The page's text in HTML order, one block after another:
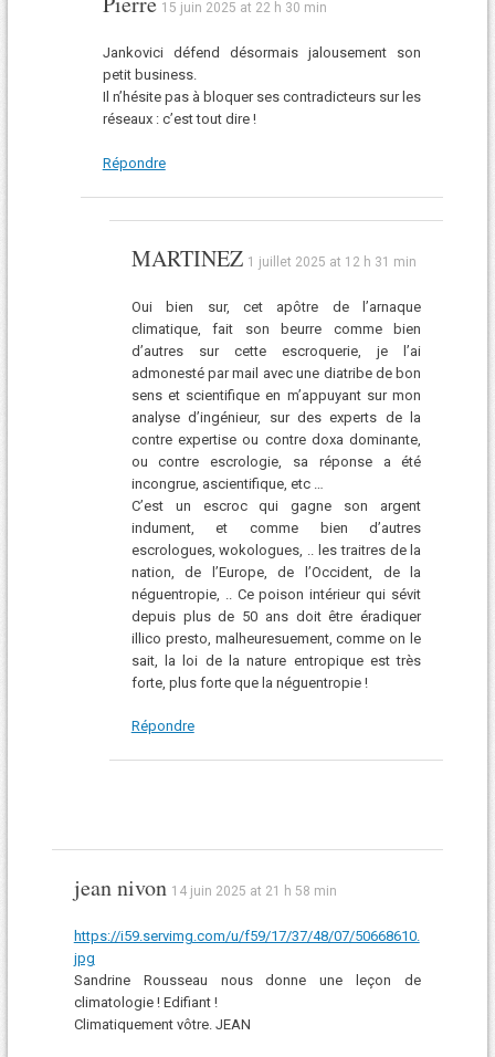
15 juin 2025 at 22 h 30 min
Jankovici défend désormais jalousement son
petit business.
Il n’hésite pas à bloquer ses contradicteurs sur les
réseaux : c’est tout dire !
Répondre
MARTINEZ 1 juillet 2025 at 12 h 31 min
Oui bien sur, cet apôtre de l’arnaque
climatique, fait son beurre comme bien
d’autres sur cette escroquerie, je l’ai
admonesté par mail avec une diatribe de bon
sens et scientifique en m’appuyant sur mon
analyse d’ingénieur, sur des experts de la
contre expertise ou contre doxa dominante,
ou contre escrologie, sa réponse a été
incongrue, ascientifique, etc …
C’est un escroc qui gagne son argent
indument, et comme bien d’autres
escrologues, wokologues, .. les traitres de la
nation, de l’Europe, de l’Occident, de la
néguentropie, .. Ce poison intérieur qui sévit
depuis plus de 50 ans doit être éradiquer
illico presto, malheuresuement, comme on le
sait, la loi de la nature entropique est très
forte, plus forte que la néguentropie !
Répondre
jean nivon 14 juin 2025 at 21 h 58 min
https://i59.servimg.com/u/f59/17/37/48/07/50668610.
jpg
Sandrine Rousseau nous donne une leçon de
climatologie ! Edifiant !
Climatiquement vôtre. JEAN